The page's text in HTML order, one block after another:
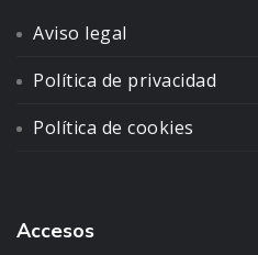
Aviso legal
Política de privacidad
Política de cookies
Accesos